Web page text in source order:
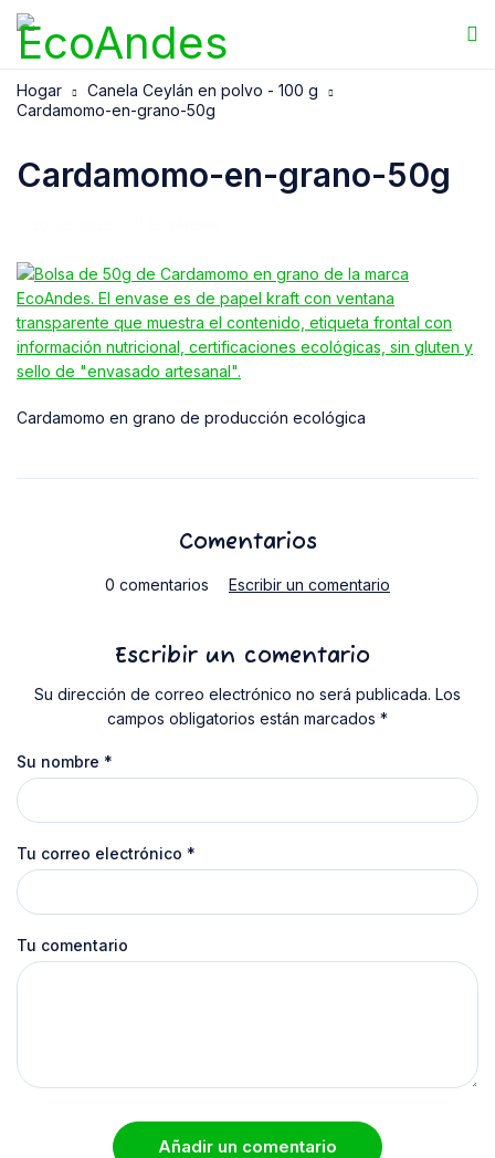
Hogar
Canela Ceylán en polvo - 100 g
Cardamomo-en-grano-50g
Cardamomo-en-grano-50g
Cardamomo en grano de producción ecológica
Comentarios
0 comentarios Escribir un comentario
Escribir un comentario
Su dirección de correo electrónico no será publicada. Los
campos obligatorios están marcados *
Su nombre *
Tu correo electrónico *
Tu comentario
Añadir un comentario